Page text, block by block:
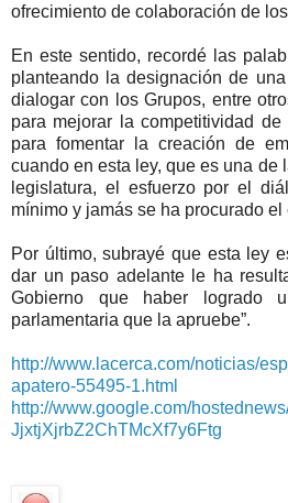
ofrecimiento de colaboración de
En este sentido, recordé las
planteando la designación de
dialogar con los Grupos, entre
para mejorar la competitividad
para fomentar la creación de
cuando en esta ley, que es una de
legislatura, el esfuerzo por el
mínimo y jamás se ha procurado el
Por último, subrayé que esta ley
dar un paso adelante le ha
Gobierno que haber logrado
parlamentaria que la apruebe”.
http://www.lacerca.com/noticias/
apatero-55495-1.html
http://www.google.com/
JjxtjXjrbZ2ChTMcXf7y6Ftg